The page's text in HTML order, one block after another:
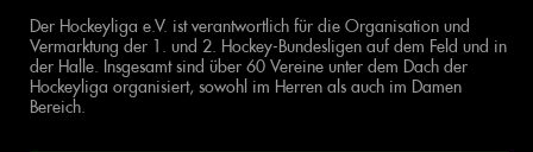
Der Hockeyliga e.V. ist verantwortlich für die Organisation und
Vermarktung der 1. und 2. Hockey-Bundesligen auf dem Feld und in
der Halle. Insgesamt sind über 60 Vereine unter dem Dach der
Hockeyliga organisiert, sowohl im Herren als auch im Damen
Bereich.